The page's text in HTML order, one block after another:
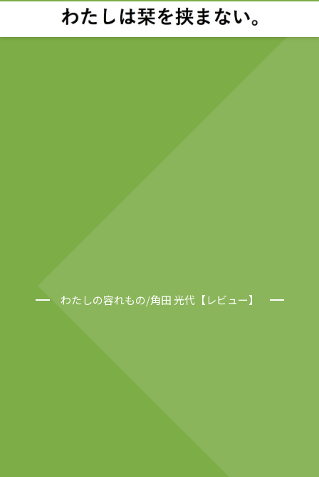
わたしの容れもの/角田 光代【レビュー】